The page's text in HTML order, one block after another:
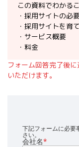
この資料でわかる
・採用サイトの必
・採用サイトを育
・サービス概要
・料金
フォーム回答完了後
いただけます。
下記フォームに必要
さい。
会社名*